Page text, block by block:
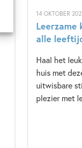
14 OKTOBER
alle
Haal het
huis met
uitwisbare
plezier met